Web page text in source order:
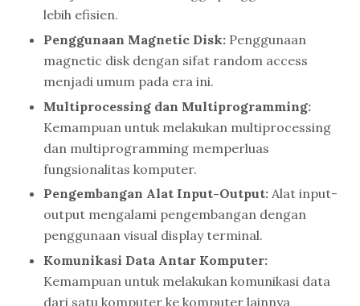
lebih efisien.
Penggunaan Magnetic Disk: Penggunaan
magnetic disk dengan sifat random access
menjadi umum pada era ini.
Multiprocessing dan Multiprogramming:
Kemampuan untuk melakukan multiprocessing
dan multiprogramming memperluas
fungsionalitas komputer.
Pengembangan Alat Input-Output: Alat input-
output mengalami pengembangan dengan
penggunaan visual display terminal.
Komunikasi Data Antar Komputer:
Kemampuan untuk melakukan komunikasi data
dari satu komputer ke komputer lainnya